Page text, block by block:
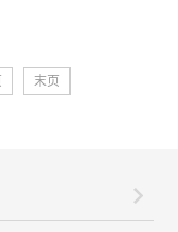
末页